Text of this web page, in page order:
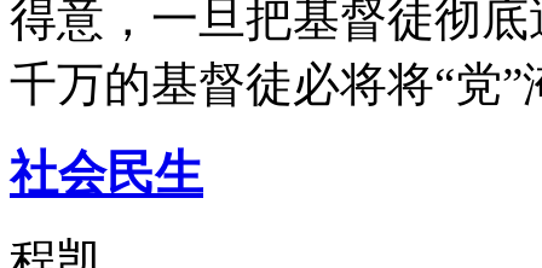
得意，一旦把基督徒彻
千万的基督徒必将将“党”
社会民生